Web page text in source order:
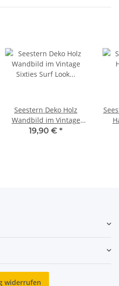
Seestern Deko Holz
Wandbild im Vintage
Sixties Surf Look 30 x 40
19,90 € *
widerrufen